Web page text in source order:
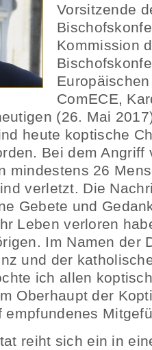
Vorsitzende
Kommission
ComECE,
(26. Mai
heute koptische
Bei dem Angriff
mindestens 26
verletzt. Die
Gebete und
Leben verloren
Im Namen der
und der
ich allen
Oberhaupt der
empfundenes
reiht sich ein in